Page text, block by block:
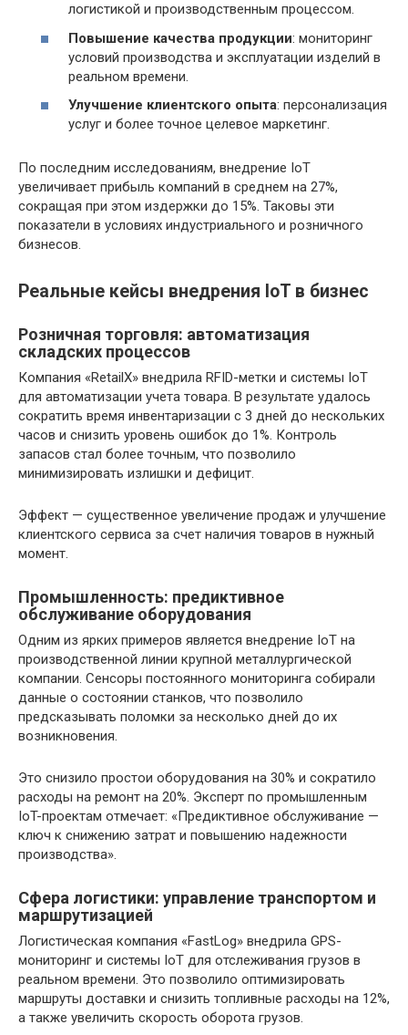
логистикой и производственным процессом.
Повышение качества продукции: мониторинг
условий производства и эксплуатации изделий в
реальном времени.
Улучшение клиентского опыта: персонализация
услуг и более точное целевое маркетинг.
По последним исследованиям, внедрение IoT
увеличивает прибыль компаний в среднем на 27%,
сокращая при этом издержки до 15%. Таковы эти
показатели в условиях индустриального и розничного
бизнесов.
Реальные кейсы внедрения IoT в бизнес
Розничная торговля: автоматизация
складских процессов
Компания «RetailX» внедрила RFID-метки и системы IoT
для автоматизации учета товара. В результате удалось
сократить время инвентаризации с 3 дней до нескольких
часов и снизить уровень ошибок до 1%. Контроль
запасов стал более точным, что позволило
минимизировать излишки и дефицит.
Эффект — существенное увеличение продаж и улучшение
клиентского сервиса за счет наличия товаров в нужный
момент.
Промышленность: предиктивное
обслуживание оборудования
Одним из ярких примеров является внедрение IoT на
производственной линии крупной металлургической
компании. Сенсоры постоянного мониторинга собирали
данные о состоянии станков, что позволило
предсказывать поломки за несколько дней до их
возникновения.
Это снизило простои оборудования на 30% и сократило
расходы на ремонт на 20%. Эксперт по промышленным
IoT-проектам отмечает: «Предиктивное обслуживание —
ключ к снижению затрат и повышению надежности
производства».
Сфера логистики: управление транспортом и
маршрутизацией
Логистическая компания «FastLog» внедрила GPS-
мониторинг и системы IoT для отслеживания грузов в
реальном времени. Это позволило оптимизировать
маршруты доставки и снизить топливные расходы на 12%,
а также увеличить скорость оборота грузов.